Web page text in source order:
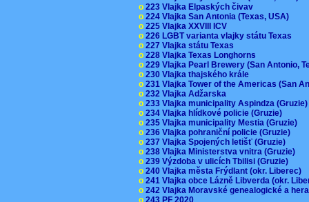
o 223 Vlajka Elpaských čivav
o 224 Vlajka San Antonia (Texas, USA)
o 225 Vlajka XXVIII ICV
o 226 LGBT varianta vlajky státu Texas
o 227 Vlajka státu Texas
o 228 Vlajka Texas Longhorns
o 229 Vlajka Pearl Brewery (San Antonio,
o 230 Vlajka thajského krále
o 231 Vlajka Tower of the Americas (San
o 232 Vlajka Adžarska
o 233 Vlajka municipality Aspindza
o 234 Vlajka hlídkové policie (Gruzie)
o 235 Vlajka municipality Mestia (Gruzie)
o 236 Vlajka pohraniční policie (Gruzie)
o 237 Vlajka Spojených letišť (Gruzie)
o 238 Vlajka Ministerstva vnitra (Gruzie)
o 239 Výzdoba v ulicích Tbilisi (Gruzie)
o 240 Vlajka města Frýdlant (okr. Liberec)
o 241 Vlajka obce Lázně Libverda (okr.
o 242 Vlajka Moravské genealogické a